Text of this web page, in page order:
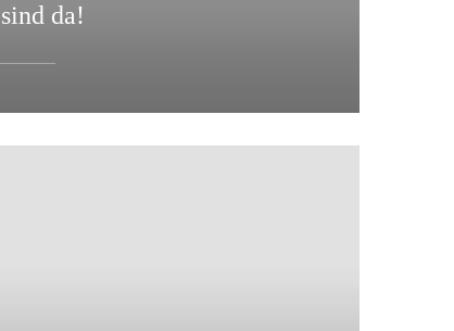
sind da!